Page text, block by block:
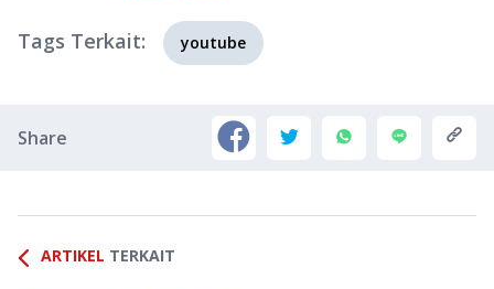
Tags Terkait: youtube
Share
ARTIKEL TERKAIT